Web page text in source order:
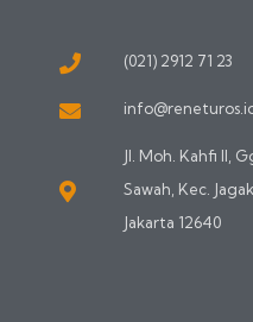
(021) 2912 71 23
Jl. Moh. Kahfi II,
Sawah, Kec.
Jakarta 12640